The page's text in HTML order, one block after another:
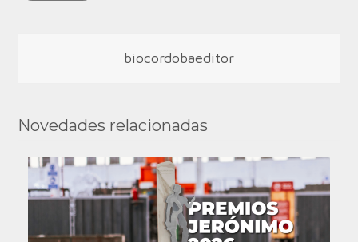
biocordobaeditor
Novedades relacionadas